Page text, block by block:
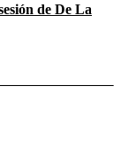
de De La